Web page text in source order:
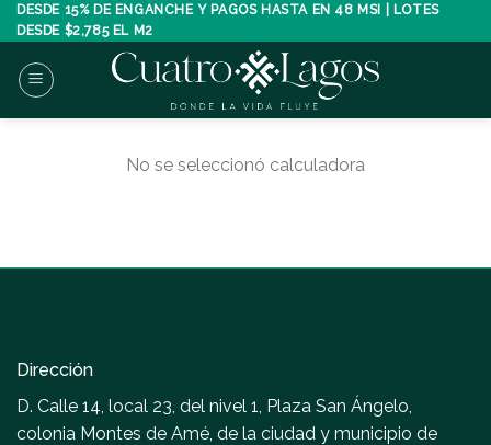
Skip
to
content
DESDE 15% DE ENGANCHE Y PAGOS HASTA EN 48 MSI | LOTES
DESDE $2,785 EL M2
No se seleccionó calculadora
Dirección
D. Calle 14, local 23, del nivel 1, Plaza San Ángelo,
colonia Montes de Amé, de la ciudad y municipio de